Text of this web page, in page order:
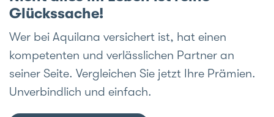
Glückssache!
Wer bei Aquilana versichert ist, hat einen
kompetenten und verlässlichen Partner an
seiner Seite. Vergleichen Sie jetzt Ihre Prämien.
Unverbindlich und einfach.